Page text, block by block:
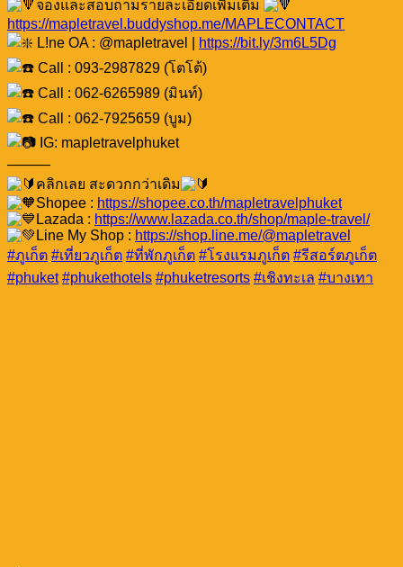
จองและสอบถามรายละเอียดเพิ่มเติม
https://mapletravel.buddyshop.me/MAPLECONTACT
L!ne OA : @mapletravel |
https://bit.ly/3m6L5Dg
Call : 093-2987829 (โตโต้)
Call : 062-6265989 (มินท์)
Call : 062-7925659 (บูม)
IG: mapletravelphuket
———
คลิกเลย สะดวกกว่าเดิม
Shopee : https://shopee.co.th/mapletravelphuket
Lazada : https://www.lazada.co.th/shop/maple-travel/
Line My Shop : https://shop.line.me/@mapletravel
#ภูเก็ต #เที่ยวภูเก็ต #ที่พักภูเก็ต #โรงแรมภูเก็ต #รีสอร์ตภูเก็ต
#phuket #phukethotels #phuketresorts #เชิงทะเล #บางเทา